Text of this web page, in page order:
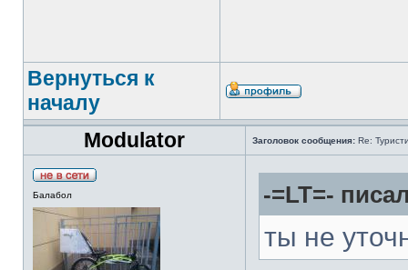
Вернуться к
началу
Modulator
Заголовок сообщения: Re:
Балабол -=LT=-
ты не